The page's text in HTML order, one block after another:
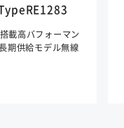
高バフォーマン
期供給モデル無線